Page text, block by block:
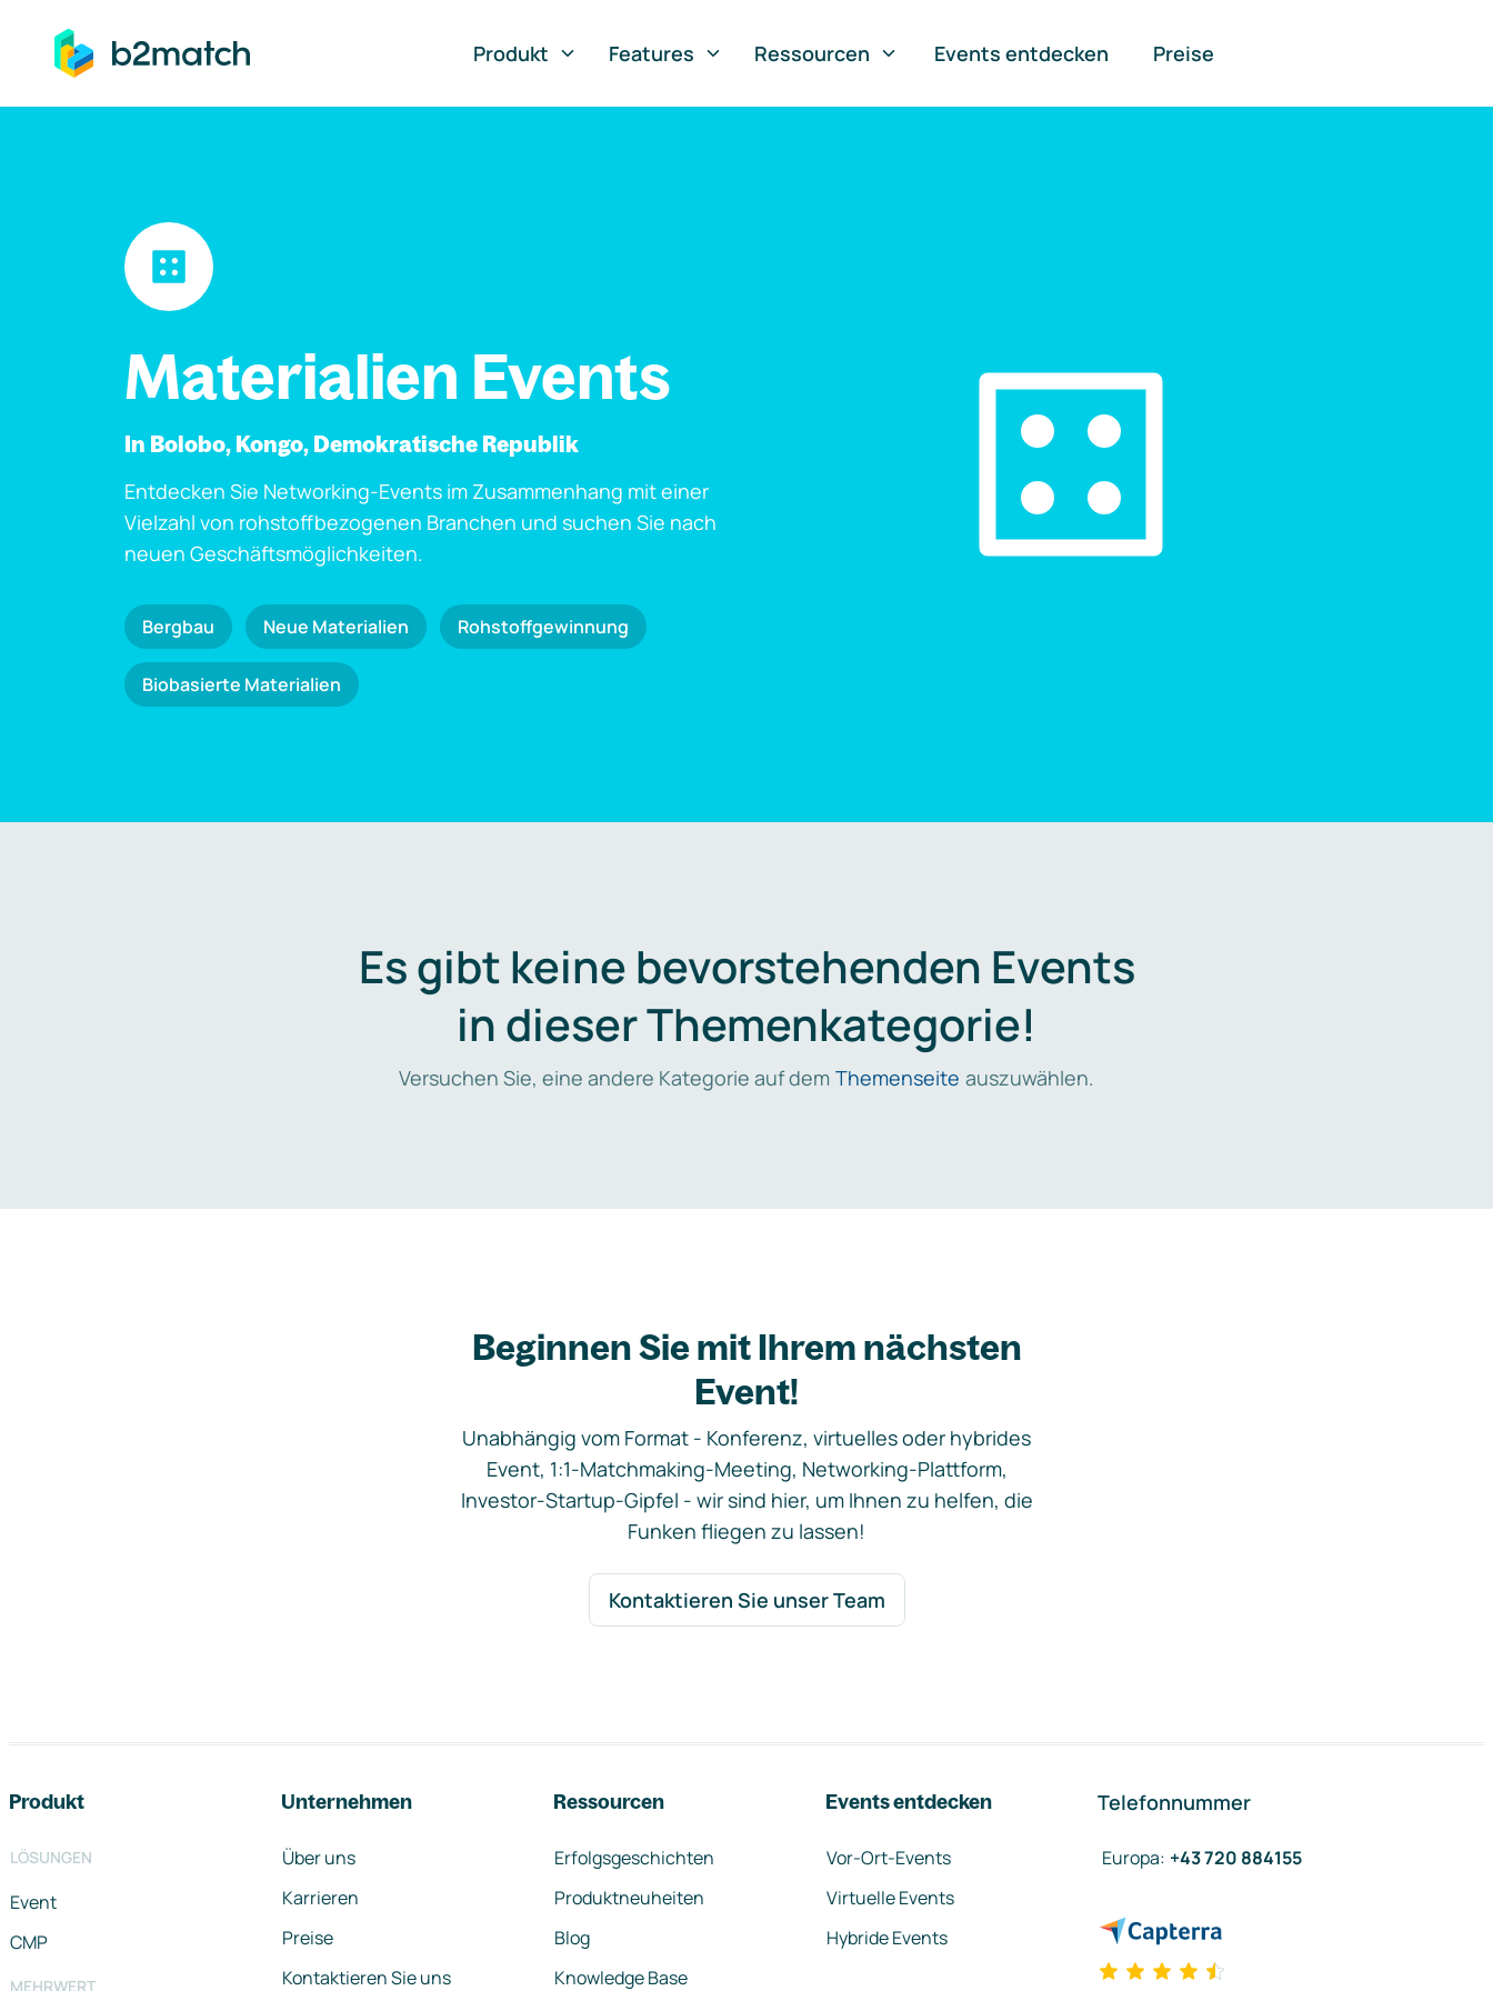
springen
Produkt
Features Ressourcen Events entdecken Preise
Materialien Events
In Bolobo, Kongo, Demokratische Republik
Entdecken Sie Networking-Events im Zusammenhang mit einer
Vielzahl von rohstoffbezogenen Branchen und suchen Sie nach
neuen Geschäftsmöglichkeiten.
Bergbau Neue Materialien Rohstoffgewinnung
Biobasierte Materialien
Es gibt keine bevorstehenden Events
in dieser Themenkategorie!
Versuchen Sie, eine andere Kategorie auf dem Themenseite auszuwählen.
Beginnen Sie mit Ihrem nächsten
Event!
Unabhängig vom Format - Konferenz, virtuelles oder hybrides
Event, 1:1-Matchmaking-Meeting, Networking-Plattform,
Investor-Startup-Gipfel - wir sind hier, um Ihnen zu helfen, die
Funken fliegen zu lassen!
Kontaktieren Sie unser Team
Produkt
LÖSUNGEN
Event
CMP
MEHRWERT
Unternehmen
Über uns
Karrieren
Preise
Kontaktieren Sie uns
Ressourcen
Erfolgsgeschichten
Produktneuheiten
Blog
Knowledge Base
Events entdecken
Vor-Ort-Events
Virtuelle Events
Hybride Events
Telefonnummer
Europa: +43 720 884155